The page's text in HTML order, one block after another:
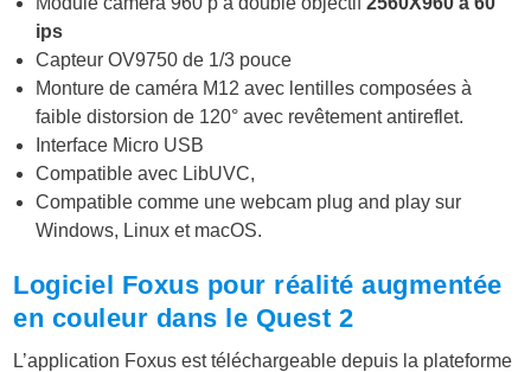
ips
Capteur OV9750 de 1/3 pouce
Monture de caméra M12 avec lentilles composées à
faible distorsion de 120° avec revêtement antireflet.
Interface Micro USB
Compatible avec LibUVC,
Compatible comme une webcam plug and play sur
Windows, Linux et macOS.
Logiciel Foxus pour réalité augmentée
en couleur dans le Quest 2
L’application Foxus est téléchargeable depuis la plateforme